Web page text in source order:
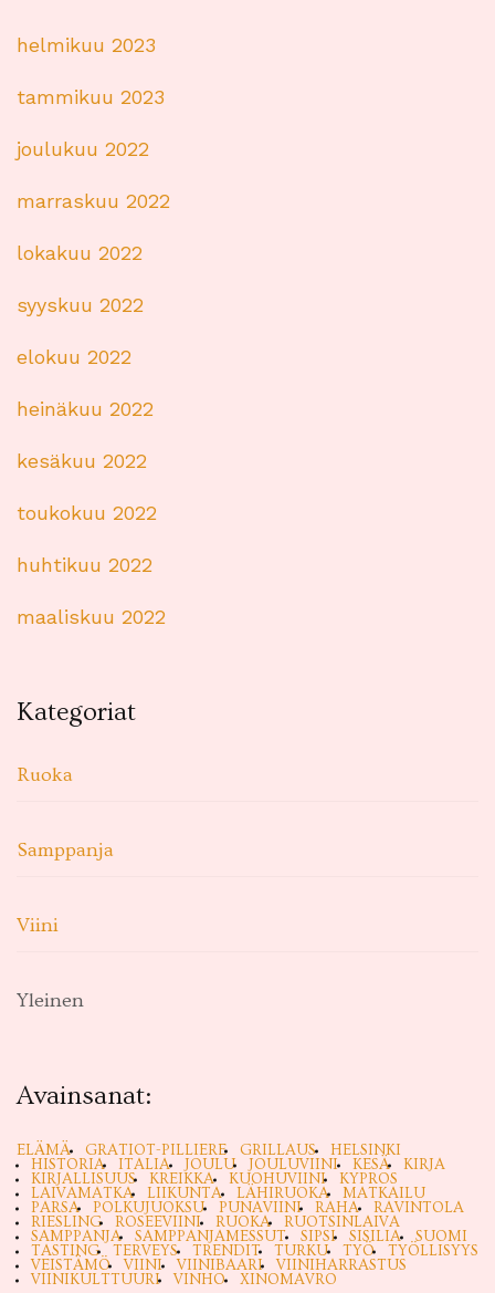
helmikuu 2023
tammikuu 2023
joulukuu 2022
marraskuu 2022
lokakuu 2022
syyskuu 2022
elokuu 2022
heinäkuu 2022
kesäkuu 2022
toukokuu 2022
huhtikuu 2022
maaliskuu 2022
Kategoriat
Ruoka
Samppanja
Viini
Yleinen
Avainsanat:
ELÄMÄ GRATIOT-PILLIERE GRILLAUS
HELSINKI
HISTORIA
ITALIA JOULU JOULUVIINI KESÄ
KIRJA
KIRJALLISUUS
KREIKKA KUOHUVIINI
KYPROS
LAIVAMATKA
LIIKUNTA LÄHIRUOKA
MATKAILU
PARSA
POLKUJUOKSU PUNAVIINI RAHA
RAVINTOLA
RIESLING
ROSEEVIINI RUOKA
RUOTSINLAIVA
SAMPPANJA
SAMPPANJAMESSUT SIPSI SISILIA
SUOMI
TASTING
TERVEYS TRENDIT TURKU TYÖ
TYÖLLISYYS
VEISTÄMÖ
VIINI VIINIBAARI
VIINIHARRASTUS
VIINIKULTTUURI
VINHO XINOMAVRO